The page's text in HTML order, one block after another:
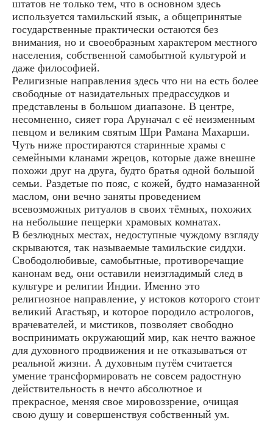
штатов не только тем, что в основном здесь
используется тамильский язык, а общепринятые
государственные практически остаются без
внимания, но и своеобразным характером местного
населения, собственной самобытной культурой и
даже философией.
Религизные направления здесь что ни на есть более
свободные от назидательных предрассудков и
представлены в большом диапазоне. В центре,
несомненно, сияет гора Аруначал с её неизменным
певцом и великим святым Шри Рамана Махарши.
Чуть ниже простираются старинные храмы с
семейными кланами жрецов, которые даже внешне
похожи друг на друга, будто братья одной большой
семьи. Раздетые по пояс, с кожей, будто намазанной
маслом, они вечно заняты проведением
всевозможных ритуалов в своих тёмных, похожих
на небольшие пещерки храмовых комнатах.
В безлюдных местах, недоступные чуждому взгляду
скрываются, так называемые тамильские сиддхи.
Свободолюбивые, самобытные, противоречащие
канонам вед, они оставили неизгладимый след в
культуре и религии Индии. Именно это
религиозное направление, у истоков которого стоит
великий Агастьяр, и которое породило астрологов,
врачевателей, и мистиков, позволяет свободно
воспринимать окружающий мир, как нечто важное
для духовного продвижения и не отказываться от
реальной жизни. А духовным путём считается
умение трансформировать не совсем радостную
действительность в нечто абсолютное и
прекрасное, меняя свое мировоззрение, очищая
свою душу и совершенствуя собственный ум.